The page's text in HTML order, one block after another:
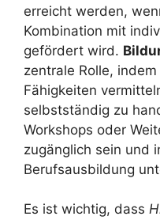
erreicht werden,
Kombination mit
gefördert wird.
zentrale Rolle,
Fähigkeiten
selbstständig zu
Workshops oder
zugänglich sein und
Berufsausbildung
Es ist wichtig, dass